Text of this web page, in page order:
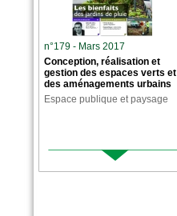
n°179 - Mars 2017
Conception, réalisation et
gestion des espaces verts et
des aménagements urbains
Espace publique et paysage